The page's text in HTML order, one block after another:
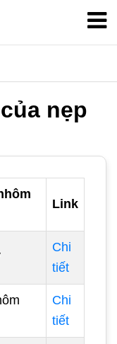
nẹp
Link
Chi
tiết
Chi
tiết